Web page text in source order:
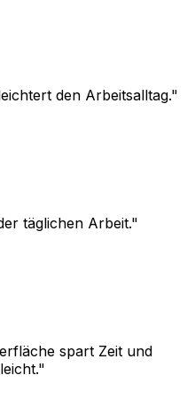
den Arbeitsalltag."
täglichen Arbeit."
spart Zeit und
"